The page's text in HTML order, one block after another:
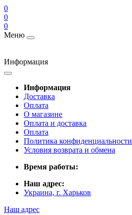
0
0
0
Меню
Информация
Информация
Доставка
Оплата
О магазине
Оплата и доставка
Оплата
Политика конфиденциальности
Условия возврата и обмена
Время работы:
Наш адрес:
Украина, г. Харьков
Наш адрес